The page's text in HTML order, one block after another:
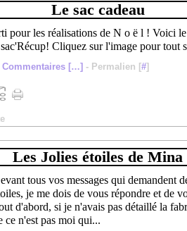
Le sac cadeau
pour les réalisations de N o ë l ! Voici
Cliquez sur l'image pour tout
Commentaires […] - Permalien [#]
Les Jolies étoiles de Mina
tous vos messages qui demandent
je me dois de vous répondre et de
d'abord, si je n'avais pas détaillé la
ce n'est pas moi qui...